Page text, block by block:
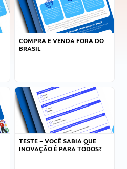
COMPRA E VENDA FORA DO
BRASIL
TESTE – VOCÊ SABIA QUE
INOVAÇÃO É PARA TODOS?